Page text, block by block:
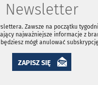
Newsletter
Zawsze na początku
najważniejsze informacje z
mógł anulować
ZAPISZ SIĘ